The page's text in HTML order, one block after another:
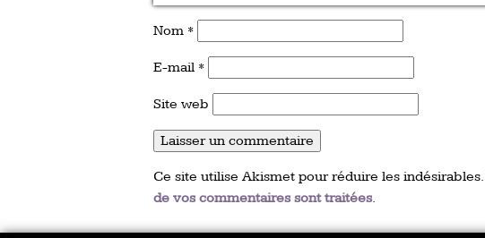
Nom *
E-mail *
Site web
Ce site utilise Akismet pour réduire les indésirables.
de vos commentaires sont traitées.